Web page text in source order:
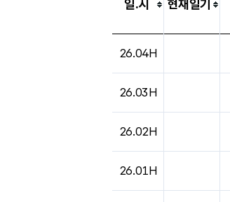
일.시 현재일기
26.04H
26.03H
26.02H
26.01H